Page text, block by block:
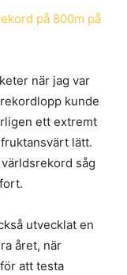
på 800m på
när jag var
kunde
ett extremt
lätt.
såg
utvecklat en
året, när
att testa